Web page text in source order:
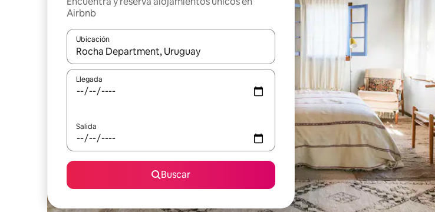
Airbnb
Ubicación
Cuando los resultados estén disponibles, navega con las teclas de flecha hacia arriba y hacia
Llegada
Salida
Buscar